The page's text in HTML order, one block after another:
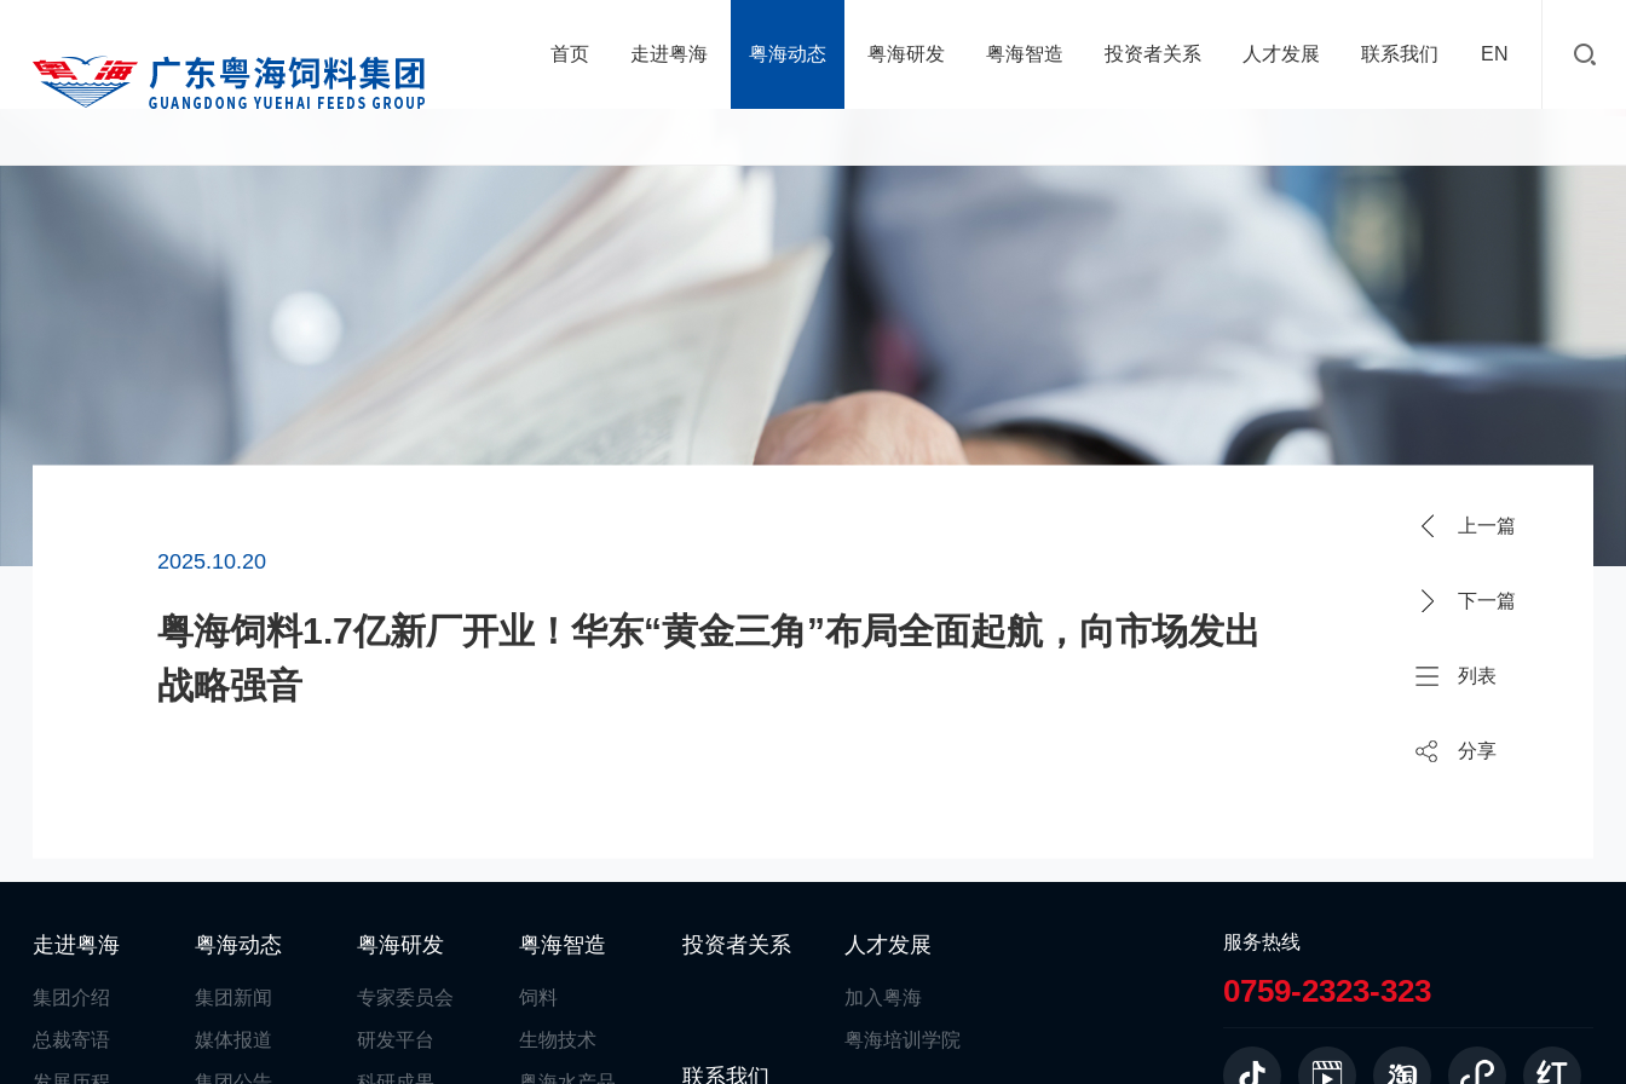
首页 走进粤海 粤海动态 粤海研发 粤海智造 投资者关系 人才发展 联系我们 EN
2025.10.20
粤海饲料1.7亿新厂开业！华东“黄金三角”布局全面起航，向市场发出
战略强音
上一篇
下一篇
列表
分享
走进粤海
集团介绍
总裁寄语
粤海动态
集团新闻
媒体报道
粤海研发
专家委员会
研发平台
粤海智造
饲料
生物技术
投资者关系 人才发展
加入粤海
粤海培训学院
联系我们
服务热线
0759-2323-323